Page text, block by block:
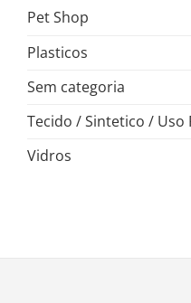
Pet Shop
Plasticos
Sem categoria
Tecido / Sintetico / Uso
Vidros